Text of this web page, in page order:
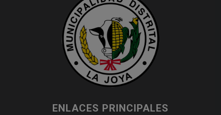
ENLACES PRINCIPALES